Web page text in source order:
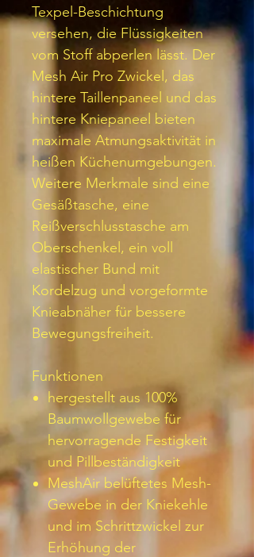
Texpel-Beschichtung
versehen, die Flüssigkeiten
vom Stoff abperlen lässt. Der
Mesh Air Pro Zwickel, das
hintere Taillenpaneel und das
hintere Kniepaneel bieten
maximale Atmungsaktivität in
heißen Küchenumgebungen.
Weitere Merkmale sind eine
Gesäßtasche, eine
Reißverschlusstasche am
Oberschenkel, ein voll
elastischer Bund mit
Kordelzug und vorgeformte
Knieabnäher für bessere
Bewegungsfreiheit.
Funktionen
hergestellt aus 100%
Baumwollgewebe für
hervorragende Festigkeit
und Pillbeständigkeit
MeshAir belüftetes Mesh-
Gewebe in der Kniekehle
und im Schrittzwickel zur
Erhöhung der